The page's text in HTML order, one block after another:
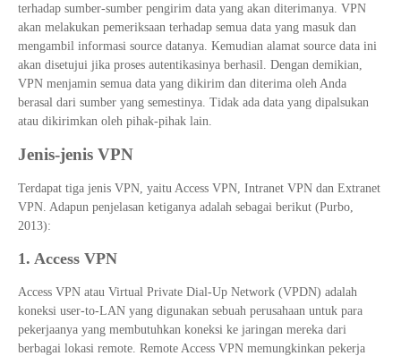
terhadap sumber-sumber pengirim data yang akan diterimanya. VPN
akan melakukan pemeriksaan terhadap semua data yang masuk dan
mengambil informasi source datanya. Kemudian alamat source data ini
akan disetujui jika proses autentikasinya berhasil. Dengan demikian,
VPN menjamin semua data yang dikirim dan diterima oleh Anda
berasal dari sumber yang semestinya. Tidak ada data yang dipalsukan
atau dikirimkan oleh pihak-pihak lain.
Jenis-jenis VPN
Terdapat tiga jenis VPN, yaitu Access VPN, Intranet VPN dan Extranet
VPN. Adapun penjelasan ketiganya adalah sebagai berikut (Purbo,
2013):
1. Access VPN
Access VPN atau Virtual Private Dial-Up Network (VPDN) adalah
koneksi user-to-LAN yang digunakan sebuah perusahaan untuk para
pekerjaanya yang membutuhkan koneksi ke jaringan mereka dari
berbagai lokasi remote. Remote Access VPN memungkinkan pekerja